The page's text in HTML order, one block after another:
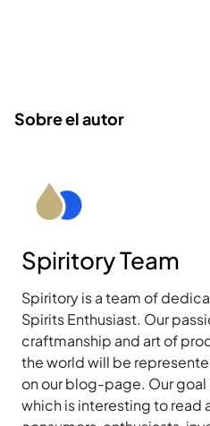
Sobre el autor
Spiritory Team
Spiritory is a team of
Spirits Enthusiast. Our
craftmanship and art of
the world will be
on our blog-page. Our
which is interesting to read